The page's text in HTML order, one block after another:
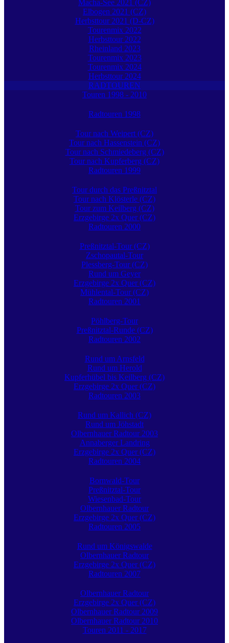
Macha-See 2021 (CZ)
Elbogen 2021 (CZ)
Herbsttour 2021 (D-CZ)
Tourenmix 2022
Herbsttour 2022
Rheinland 2023
Tourenmix 2023
Tourenmix 2024
Herbsttour 2024
RADTOUREN
Touren 1998 - 2010
Radtouren 1998
Tour nach Weipert (CZ)
Tour nach Hassenstein (CZ)
Tour nach Schmiedeberg (CZ)
Tour nach Kupferberg (CZ)
Radtouren 1999
Tour durch das Preßnitztal
Tour nach Klösterle (CZ)
Tour zum Keilberg (CZ)
Erzgebirge 2x Quer (CZ)
Radtouren 2000
Preßnitztal-Tour (CZ)
Zschopautal-Tour
Plessberg-Tour (CZ)
Rund um Geyer
Erzgebirge 2x Quer (CZ)
Mühlental-Tour (CZ)
Radtouren 2001
Pöhlberg-Tour
Preßnitztal-Runde (CZ)
Radtouren 2002
Rund um Arnsfeld
Rund um Herold
Kupferhübel bis Keilberg (CZ)
Erzgebirge 2x Quer (CZ)
Radtouren 2003
Rund um Kallich (CZ)
Rund um Jöhstadt
Olbernhauer Radtour 2003
Annaberger Landring
Erzgebirge 2x Quer (CZ)
Radtouren 2004
Bornwald-Tour
Preßnitztal-Tour
Wiesenbad-Tour
Olbernhauer Radtour
Erzgebirge 2x Quer (CZ)
Radtouren 2005
Rund um Königswalde
Olbernhauer Radtour
Erzgebirge 2x Quer (CZ)
Radtouren 2007
Olbernhauer Radtour
Erzgebirge 2x Quer (CZ)
Olbernhauer Radtour 2009
Olbernhauer Radtour 2010
Touren 2011 - 2017